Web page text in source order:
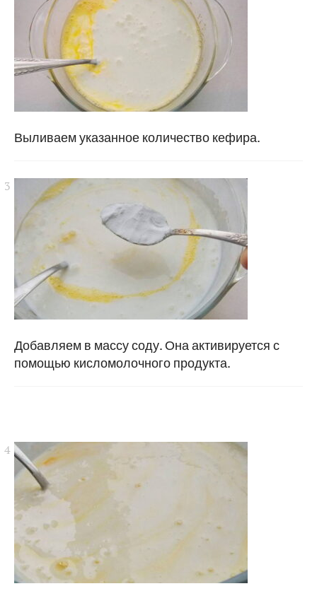
Выливаем указанное количество кефира.
Добавляем в массу соду. Она активируется с
помощью кисломолочного продукта.